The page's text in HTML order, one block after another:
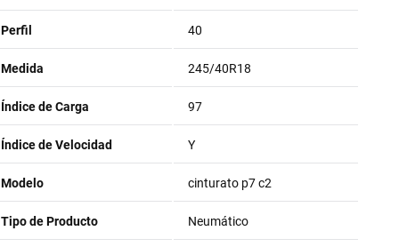
Perfil 40
Medida 245/40R18
Índice de Carga 97
Índice de Velocidad Y
Modelo cinturato p7 c2
Tipo de Producto Neumático